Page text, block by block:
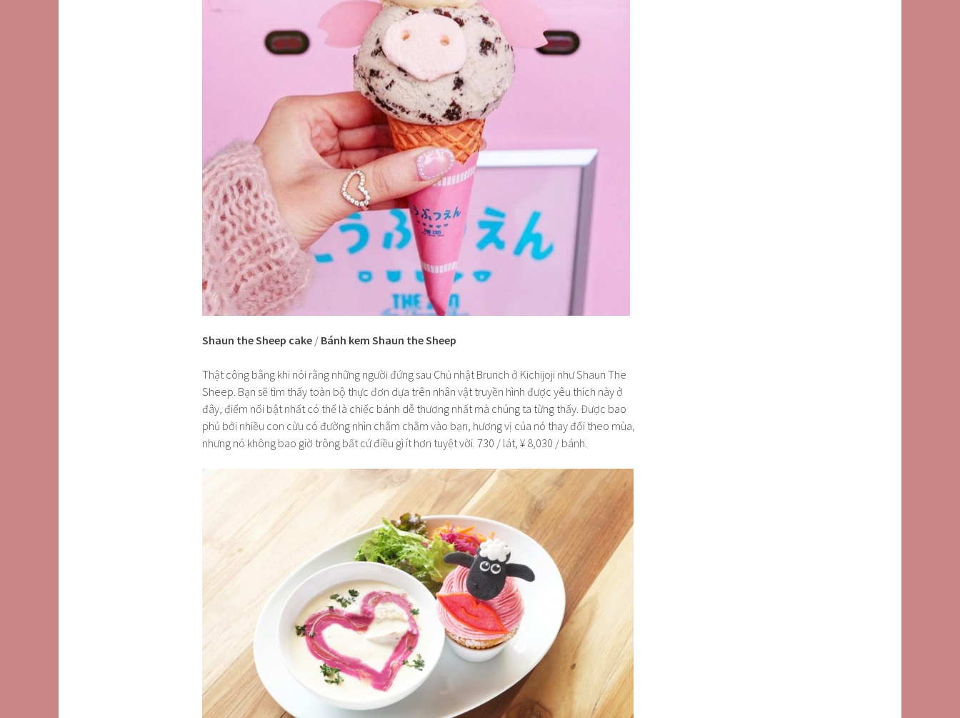
Shaun the Sheep cake / Bánh kem Shaun the Sheep
Thật công bằng khi nói rằng những người đứng sau Chủ nhật Brunch ở Kichijoji như Shaun The
Sheep. Bạn sẽ tìm thấy toàn bộ thực đơn dựa trên nhân vật truyền hình được yêu thích này ở
đây, điểm nổi bật nhất có thể là chiếc bánh dễ thương nhất mà chúng ta từng thấy. Được bao
phủ bởi nhiều con cừu có đường nhìn chằm chằm vào bạn, hương vị của nó thay đổi theo mùa,
nhưng nó không bao giờ trông bất cứ điều gì ít hơn tuyệt vời. 730 / lát, ¥ 8,030 / bánh.